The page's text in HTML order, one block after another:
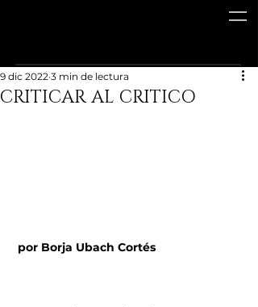
CRITICAR AL CRITICO
9 dic 2022 3 min de lectura
por Borja Ubach Cortés